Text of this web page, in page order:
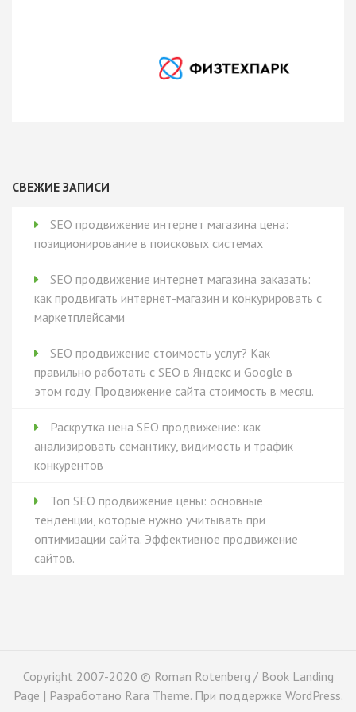
СВЕЖИЕ ЗАПИСИ
SEO продвижение интернет магазина цена:
позиционирование в поисковых системах
SEO продвижение интернет магазина заказать:
как продвигать интернет-магазин и конкурировать с
маркетплейсами
SEO продвижение стоимость услуг? Как
правильно работать с SEO в Яндекс и Google в
этом году. Продвижение сайта стоимость в месяц.
Раскрутка цена SEO продвижение: как
анализировать семантику, видимость и трафик
конкурентов
Топ SEO продвижение цены: основные
тенденции, которые нужно учитывать при
оптимизации сайта. Эффективное продвижение
сайтов.
Copyright 2007-2020 © Roman Rotenberg / Book Landing
Page | Разработано Rara Theme. При поддержке WordPress.